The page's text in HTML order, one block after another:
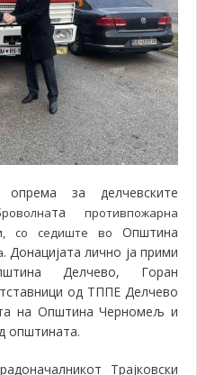
за делчевските
та противпожарна
со седиште во Општина
. Донацијата лично ја прими
Делчево, Горан
од ТППЕ Делчево
на Општина Черномељ и
општината.
Трајковски